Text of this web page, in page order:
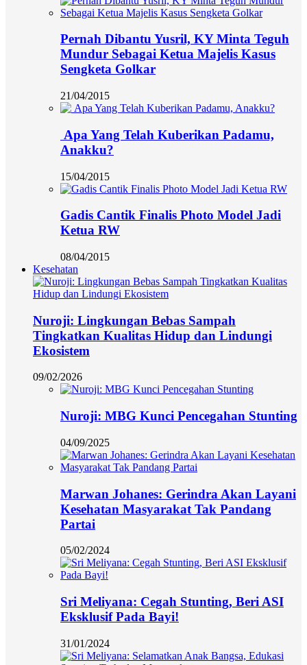
Pernah Dibantu Yusril, KY Minta Teguh
Mundur Sebagai Ketua Majelis Kasus
Sengketa Golkar
21/04/2015
Apa Yang Telah Kuberikan Padamu,
Anakku?
15/04/2015
Gadis Cantik Finalis Photo Model Jadi
Ketua RW
08/04/2015
Kesehatan
Nuroji: Lingkungan Bebas Sampah
Tingkatkan Kualitas Hidup dan Lindungi
Ekosistem
09/02/2026
Nuroji: MBG Kunci Pencegahan Stunting
04/09/2025
Marwan Johanes: Gerindra Akan Layani
Kesehatan Masyarakat Tak Pandang
Partai
05/02/2024
Sri Meliyana: Cegah Stunting, Beri ASI
Eksklusif Pada Bayi!
31/01/2024